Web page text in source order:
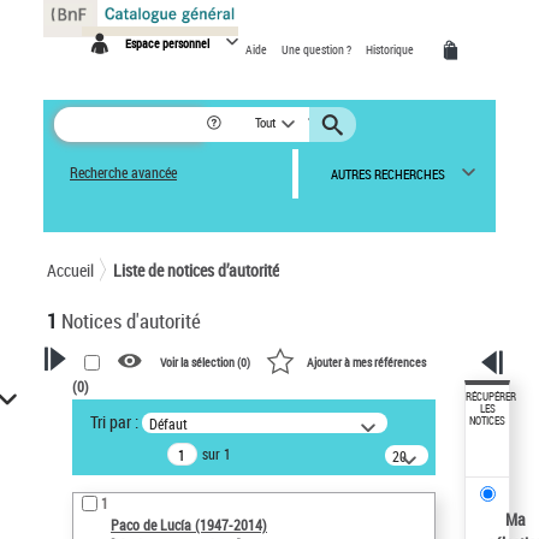
Espace personnel Aide Une question ? Historique
Tout
Recherche avancée AUTRES RECHERCHES
Accueil Liste de notices d’autorité
1 Notices d'autorité
VOTRE RECHERCHE
Recherche avancée dans les
notices d’autorité
Œuvres liées à l'auteur :
Paco de Lucía (1947-2014)
Voir la sélection (0) Ajouter à mes références
(0)
Tri par : Défaut
sur 1
20
résultats/page
1
Paco de Lucía (1947-2014)
RÉCUPÉRER
LES
NOTICES
Ma
Panneau de gestion des cookies